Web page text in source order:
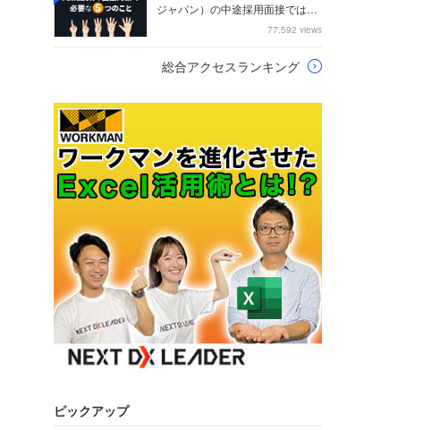
ジャパン）の中途採用面接では何
77,592 views
総合アクセスランキング
ピックアップ